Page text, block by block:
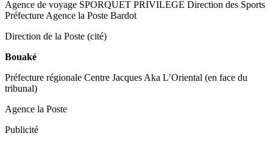
Agence de voyage SPORQUET PRIVILEGE Direction des Sports
Préfecture Agence la Poste Bardot
Direction de la Poste (cité)
Bouaké
Préfecture régionale Centre Jacques Aka L’Oriental (en face du
tribunal)
Agence la Poste
Publicité